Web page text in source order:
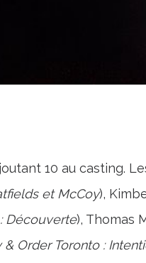
10 au casting.
et McCoy),
Découverte), Thomas
& Order Toronto :